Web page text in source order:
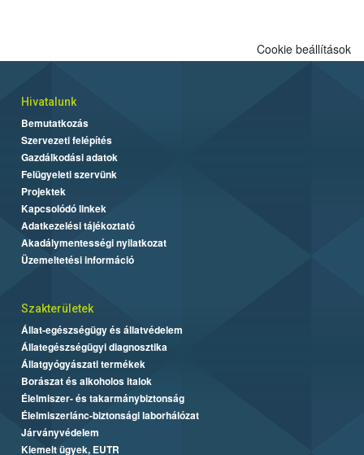
Cookie beállítások
Hivatalunk
Bemutatkozás
Szervezeti felépítés
Gazdálkodási adatok
Felügyeleti szervünk
Projektek
Kapcsolódó linkek
Adatkezelési tájékoztató
Akadálymentességi nyilatkozat
Üzemeltetési információ
Szakterületek
Állat-egészségügy és állatvédelem
Állategészségügyi diagnosztika
Állatgyógyászati termékek
Borászat és alkoholos italok
Élelmiszer- és takarmánybiztonság
Élelmiszerlánc-biztonsági laborhálózat
Járványvédelem
Kiemelt ügyek, EUTR